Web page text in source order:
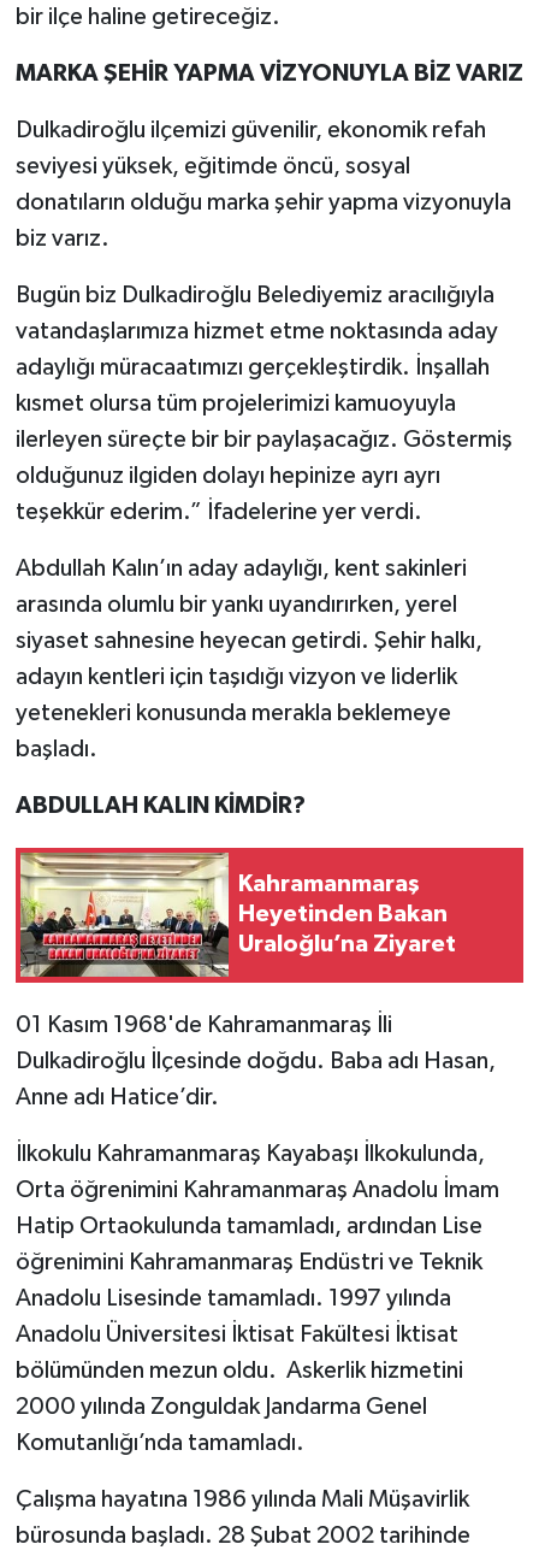
bir ilçe haline getireceğiz.
MARKA ŞEHİR YAPMA VİZYONUYLA BİZ VARIZ
Dulkadiroğlu ilçemizi güvenilir, ekonomik refah
seviyesi yüksek, eğitimde öncü, sosyal
donatıların olduğu marka şehir yapma vizyonuyla
biz varız.
Bugün biz Dulkadiroğlu Belediyemiz aracılığıyla
vatandaşlarımıza hizmet etme noktasında aday
adaylığı müracaatımızı gerçekleştirdik. İnşallah
kısmet olursa tüm projelerimizi kamuoyuyla
ilerleyen süreçte bir bir paylaşacağız. Göstermiş
olduğunuz ilgiden dolayı hepinize ayrı ayrı
teşekkür ederim.” İfadelerine yer verdi.
Abdullah Kalın’ın aday adaylığı, kent sakinleri
arasında olumlu bir yankı uyandırırken, yerel
siyaset sahnesine heyecan getirdi. Şehir halkı,
adayın kentleri için taşıdığı vizyon ve liderlik
yetenekleri konusunda merakla beklemeye
başladı.
ABDULLAH KALIN KİMDİR?
Kahramanmaraş
Heyetinden Bakan
Uraloğlu’na Ziyaret
01 Kasım 1968'de Kahramanmaraş İli
Dulkadiroğlu İlçesinde doğdu. Baba adı Hasan,
Anne adı Hatice’dir.
İlkokulu Kahramanmaraş Kayabaşı İlkokulunda,
Orta öğrenimini Kahramanmaraş Anadolu İmam
Hatip Ortaokulunda tamamladı, ardından Lise
öğrenimini Kahramanmaraş Endüstri ve Teknik
Anadolu Lisesinde tamamladı. 1997 yılında
Anadolu Üniversitesi İktisat Fakültesi İktisat
bölümünden mezun oldu. Askerlik hizmetini
2000 yılında Zonguldak Jandarma Genel
Komutanlığı’nda tamamladı.
Çalışma hayatına 1986 yılında Mali Müşavirlik
bürosunda başladı. 28 Şubat 2002 tarihinde